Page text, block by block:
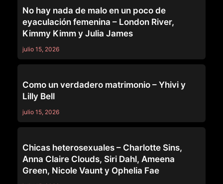
No hay nada de malo en un poco de
eyaculación femenina – London River,
Kimmy Kimm y Julia James
julio 15, 2026
Como un verdadero matrimonio – Yhivi y
Lilly Bell
julio 15, 2026
Chicas heterosexuales – Charlotte Sins,
Anna Claire Clouds, Siri Dahl, Ameena
Green, Nicole Vaunt y Ophelia Fae